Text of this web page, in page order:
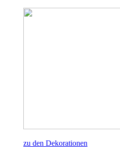
zu den Dekorationen